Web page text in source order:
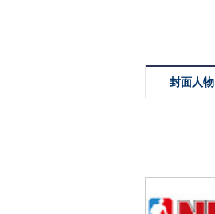
封面人物